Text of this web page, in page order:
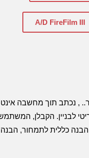
A/D FireFilm III
, נכתב תוך מחשבה
לבניין. הקבלן, המשתמש,
הבנה כללית לתמחור,